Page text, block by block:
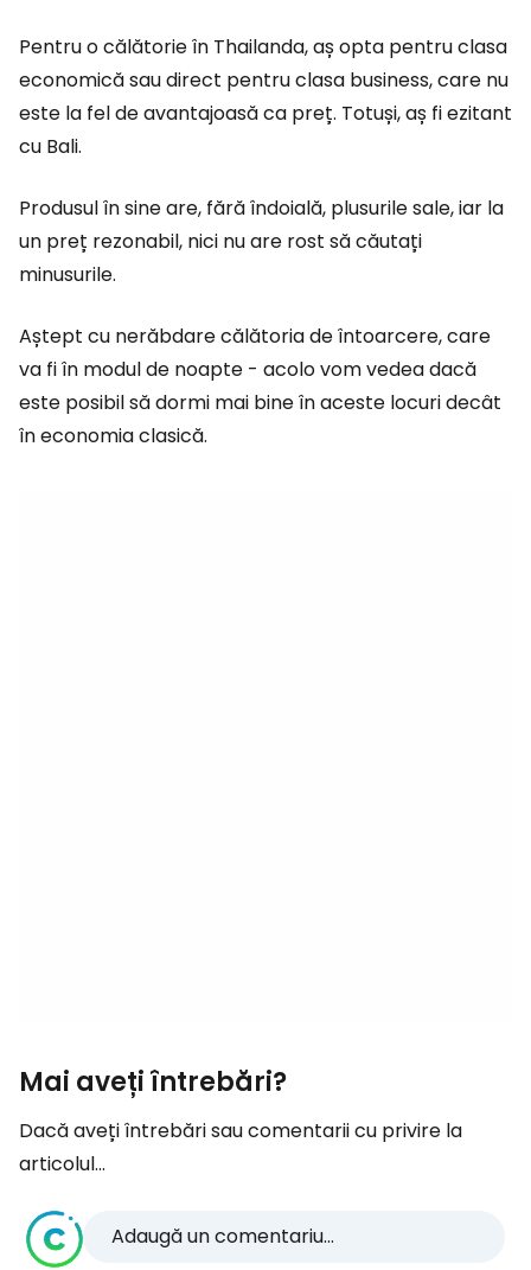
Pentru o călătorie în Thailanda, aș opta pentru clasa
economică sau direct pentru clasa business, care nu
este la fel de avantajoasă ca preț. Totuși, aș fi ezitant
cu Bali.
Produsul în sine are, fără îndoială, plusurile sale, iar la
un preț rezonabil, nici nu are rost să căutați
minusurile.
Aștept cu nerăbdare călătoria de întoarcere, care
va fi în modul de noapte - acolo vom vedea dacă
este posibil să dormi mai bine în aceste locuri decât
în economia clasică.
Mai aveți întrebări?
Dacă aveți întrebări sau comentarii cu privire la
articolul...
Adaugă un comentariu...